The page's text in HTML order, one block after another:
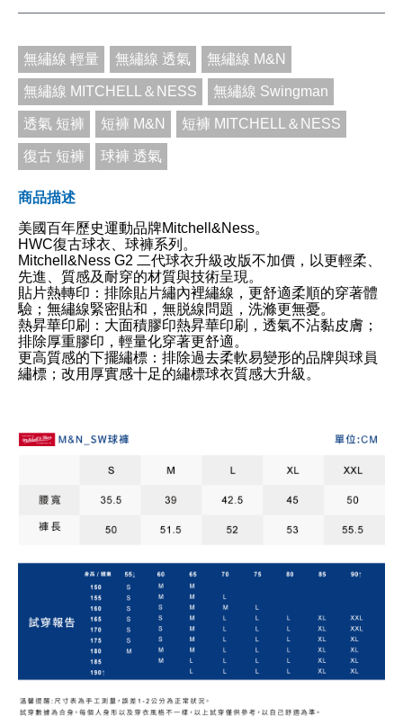
無繡線 輕量 無繡線 透氣 無繡線 M&N
無繡線 MITCHELL＆NESS 無繡線 Swingman
透氣 短褲 短褲 M&N 短褲 MITCHELL＆NESS
復古 短褲 球褲 透氣
商品描述
美國百年歷史運動品牌Mitchell&Ness。
HWC復古球衣、球褲系列。
Mitchell&Ness G2 二代球衣升級改版不加價，以更輕柔、
先進、質感及耐穿的材質與技術呈現。
貼片熱轉印：排除貼片繡內裡繡線，更舒適柔順的穿著體
驗；無繡線緊密貼和，無脱線問題，洗滌更無憂。
熱昇華印刷：大面積膠印熱昇華印刷，透氣不沾黏皮膚；
排除厚重膠印，輕量化穿著更舒適。
更高質感的下擺繡標：排除過去柔軟易變形的品牌與球員
繡標；改用厚實感十足的繡標球衣質感大升級。